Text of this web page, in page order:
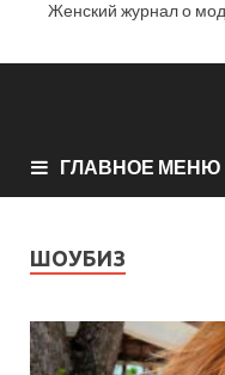
Женский журнал о
ГЛАВНОЕ МЕНЮ
ШОУБИЗ